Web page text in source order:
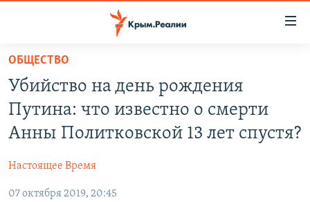
Вернуться
основному
содержанию
Вернутся
главной
Вернутся
НОВОСТИ
11 ЛЕТ ОККУПАЦИИ КРЫМА. 11 ИСТОРИЙ СОПРОТИВЛЕНИЯ
ВОДА
ЕЩЕ
ИНТЕРАКТИВ
РАДІО СВОБОДА
ОБЩЕСТВО
Убийство на день рождения
Путина: что известно о смерти
Анны Политковской 13 лет спустя?
Настоящее Время
07 октября 2019, 20:45